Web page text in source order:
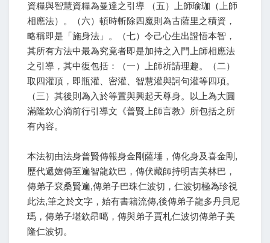
資糧與智慧資糧為曼達之引導 （五）上師瑜珈（上師
相應法）。（六）頓時斬除四魔則為古薩里之積資，
略稱即是「施身法」。（七）令己心生出證悟本智，
其所有方法中最為究竟者即是加持之入門上師相應法
之引導，其中復包括：（一）上師祈請理趣。（二）
取四灌頂，即瓶灌、密灌、智慧灌與詞句灌等四項。
（三）其後則為入於等置與興起天尊身。以上為大圓
滿隆欽心滴前行引導文《普賢上師言教》所包括之所
有內容。
本法初由法身普賢傳報身金剛薩埵，傳化身及喜金剛,
歷代遞嬗傳至遍智龍欽巴，傳伏藏師持明吉美林巴，
傳弟子袞桑賢遍,傳弟子巴珠仁波切，仁波切極為珍視
此法,筆之於文字，始有書籍流傳,後傳弟子龍多丹貝尼
瑪，傳弟子堪欽昂噶，傳與弟子賈札仁波切傳弟子美
隆仁波切。